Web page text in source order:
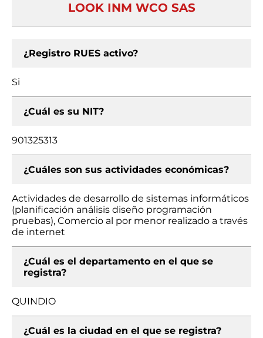
LOOK INM WCO SAS
¿Registro RUES activo?
Si
¿Cuál es su NIT?
901325313
¿Cuáles son sus actividades económicas?
Actividades de desarrollo de sistemas informáticos
(planificación análisis diseño programación
pruebas), Comercio al por menor realizado a través
de internet
¿Cuál es el departamento en el que se
registra?
QUINDIO
¿Cuál es la ciudad en el que se registra?